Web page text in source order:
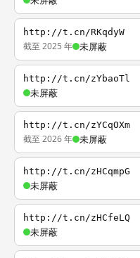
http://t.cn/RKqdyW
截至 2025 年 未屏蔽
http://t.cn/zYbaoTl
未屏蔽
http://t.cn/zYCqOXm
截至 2026 年 未屏蔽
http://t.cn/zHCqmpG
未屏蔽
http://t.cn/zHCfeLQ
未屏蔽